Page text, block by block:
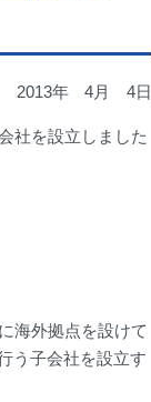
2013年 4月 4日
社を設立しました
海外拠点を設けて
う子会社を設立す